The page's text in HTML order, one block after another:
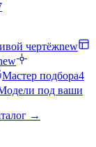
чертёжnew
Мастер подбора4
под ваши
→